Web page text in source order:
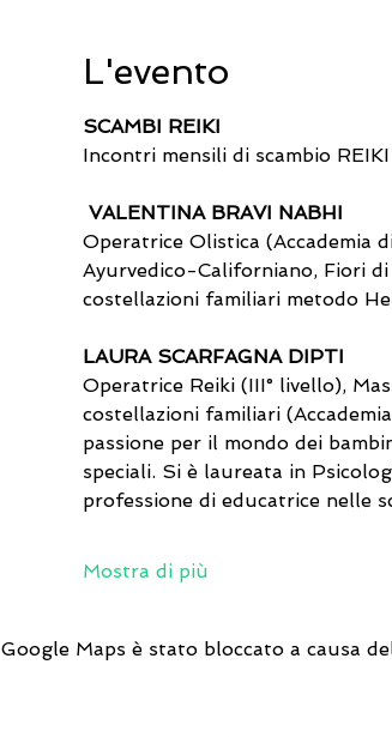
L'evento
SCAMBI REIKI
Incontri mensili di scambio
VALENTINA BRAVI NABHI
Operatrice Olistica (Accademia
Ayurvedico-Californiano, Fiori
costellazioni familiari metodo
LAURA SCARFAGNA DIPTI
Operatrice Reiki (III° livello),
costellazioni familiari
passione per il mondo dei
speciali. Si è laureata in
professione di educatrice nelle
Mostra di più
Google Maps è stato bloccato a causa